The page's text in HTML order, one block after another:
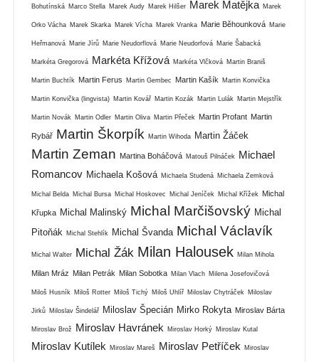
Bohutínská Marco Stella Marek Audy Marek Hilšer Marek Matějka Marek
Orko Vácha Marek Skarka Marek Vícha Marek Vranka Marie Běhounková Marie
Heřmanová Marie Jírů Marie Neudorflová Marie Neudorfová Marie Šabacká
Markéta Gregorová Markéta Křížová Markéta Vlčková Martin Braniš
Martin Buchtík Martin Ferus Martin Gembec Martin Kašík Martin Konvička
Martin Konvička (lingvista) Martin Kovář Martin Kozák Martin Lulák Martin Mejstřík
Martin Novák Martin Odler Martin Oliva Martin Přeček Martin Profant Martin
Rybář Martin Škorpík Martin Wihoda Martin Žáček
Martin Zeman Martina Boháčová Matouš Pilnáček Michael
Romancov Michaela Košová Michaela Studená Michaela Zemková
Michal Belda Michal Bursa Michal Hoskovec Michal Jeníček Michal Křížek Michal
Křupka Michal Malinský Michal Marčišovský Michal
Pitoňák Michal Stehlík Michal Švanda Michal Václavík
Michal Walter Michal Žák Milan Halousek Milan Mihola
Milan Mráz Milan Petrák Milan Sobotka Milan Vlach Milena Josefovičová
Miloš Husník Miloš Rotter Miloš Tichý Miloš Uhlíř Miloslav Chytráček Miloslav
Jirků Miloslav Šindelář Miloslav Špecián Mirko Rokyta Miroslav Bárta
Miroslav Brož Miroslav Havránek Miroslav Horký Miroslav Kutal
Miroslav Kutílek Miroslav Mareš Miroslav Petříček Miroslav